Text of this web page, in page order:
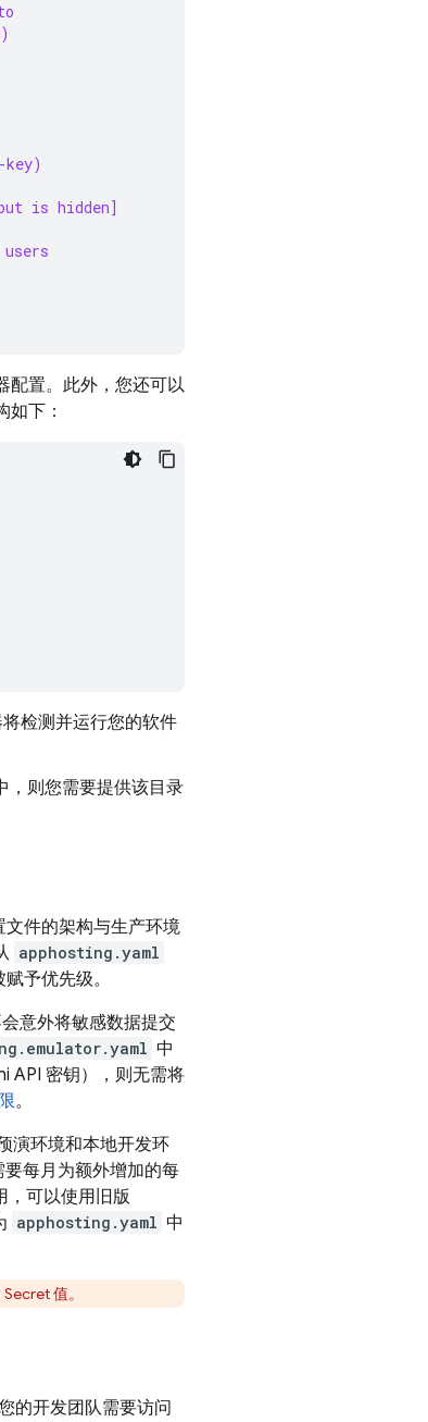
is hidden]
配置。此外，您还可以
下：
检测并运行您的软件
，则您需要提供该目录
文件的架构与生产环境
apphosting.yaml
予优先级。
意外将敏感数据提交
中
API 密钥），则无需将
。
演环境和本地开发环
每月为额外增加的每
，可以使用旧版
apphosting.yaml 中
值。
的开发团队需要访问